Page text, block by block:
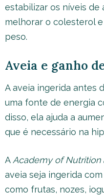
estabilizar os níveis de
melhorar o colesterol
peso.
Aveia e ganho
A aveia ingerida antes
uma fonte de energia
disso, ela ajuda a
que é necessário na
A Academy of Nutrition
aveia seja ingerida
como frutas, nozes,